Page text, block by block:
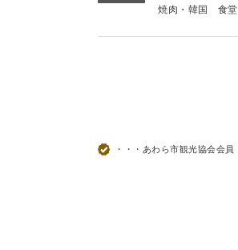
焼肉・韓国
食堂
・・・あわら市観光協会会員